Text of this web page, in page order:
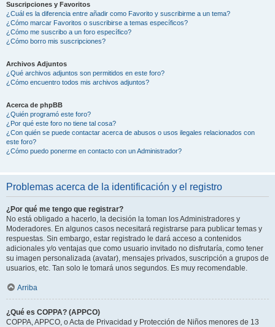
Suscripciones y Favoritos
¿Cuál es la diferencia entre añadir como Favorito y suscribirme a un tema?
¿Cómo marcar Favoritos o suscribirse a temas específicos?
¿Cómo me suscribo a un foro específico?
¿Cómo borro mis suscripciones?
Archivos Adjuntos
¿Qué archivos adjuntos son permitidos en este foro?
¿Cómo encuentro todos mis archivos adjuntos?
Acerca de phpBB
¿Quién programó este foro?
¿Por qué este foro no tiene tal cosa?
¿Con quién se puede contactar acerca de abusos o usos ilegales relacionados con
este foro?
¿Cómo puedo ponerme en contacto con un Administrador?
Problemas acerca de la identificación y el registro
¿Por qué me tengo que registrar?
No está obligado a hacerlo, la decisión la toman los Administradores y
Moderadores. En algunos casos necesitará registrarse para publicar temas y
respuestas. Sin embargo, estar registrado le dará acceso a contenidos
adicionales y/o ventajas que como usuario invitado no disfrutaría, como tener
su imagen personalizada (avatar), mensajes privados, suscripción a grupos de
usuarios, etc. Tan solo le tomará unos segundos. Es muy recomendable.
Arriba
¿Qué es COPPA? (APPCO)
COPPA, APPCO, o Acta de Privacidad y Protección de Niños menores de 13